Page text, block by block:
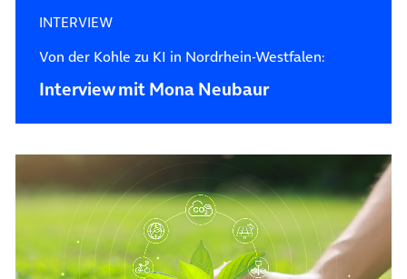
INTERVIEW
Von der Kohle zu KI in Nordrhein-Westfalen:
Interview mit Mona Neubaur